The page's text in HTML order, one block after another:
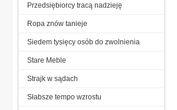
Przedsiębiorcy tracą nadzieję
Ropa znów tanieje
Siedem tysięcy osób do zwolnienia
Stare Meble
Strajk w sądach
Słabsze tempo wzrostu